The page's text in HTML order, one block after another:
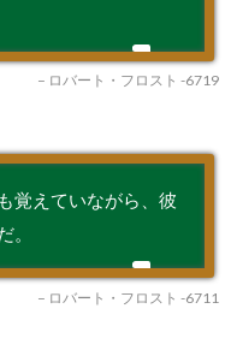
– ロバート・フロスト -6719
覚えていながら、彼
。
– ロバート・フロスト -6711